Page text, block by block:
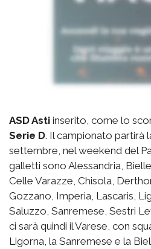
ASD Asti inserito, come lo
Serie D. Il campionato partirà
settembre, nel weekend del
galletti sono Alessandria,
Celle Varazze, Chisola,
Gozzano, Imperia, Lascaris,
Saluzzo, Sanremese, Sestri
ci sarà quindi il Varese, con
Ligorna, la Sanremese e la